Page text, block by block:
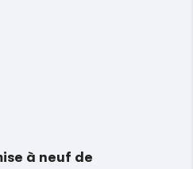
à neuf de